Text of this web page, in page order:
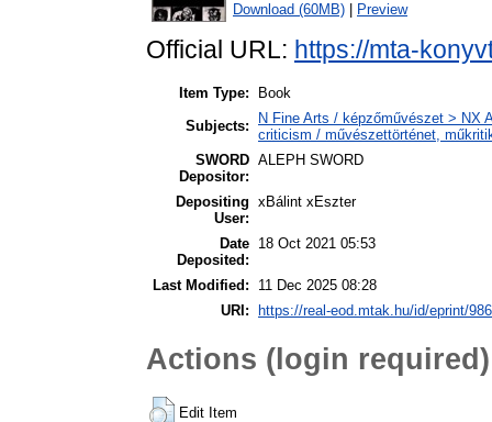
Download (60MB) Preview
Official URL: https://mta-
Item Type:
Book
Subjects:
N Fine Arts / képzőművészet > NX
criticism / művészettörténet,
SWORD
Depositor:
ALEPH SWORD
Depositing
User:
xBálint xEszter
Date
Deposited:
18 Oct 2021 05:53
Last Modified:
11 Dec 2025 08:28
URI:
https://real-eod.mtak.hu/id/eprint/
Actions (login required)
Edit Item